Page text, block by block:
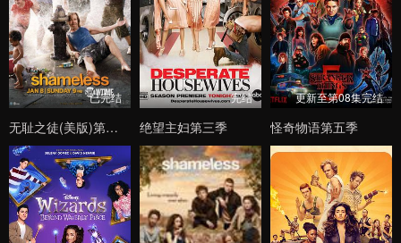
已完结
无耻之徒(美版)第二季
完结
绝望主妇第三季
更新至第08集完结
怪奇物语第五季